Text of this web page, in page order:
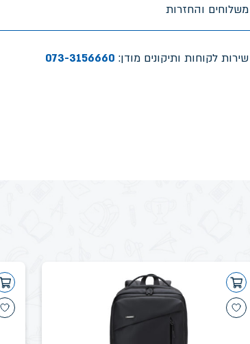
משלוחים והחזרות
שירות לקוחות ותיקונים מודן: 073-3156660